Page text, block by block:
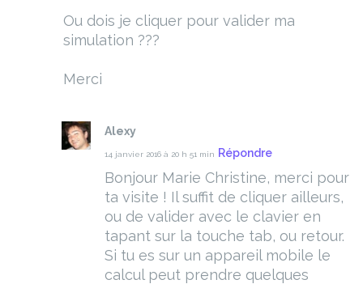
Ou dois je cliquer pour valider ma
simulation ???
Merci
Alexy
14 janvier 2016 à 20 h 51 min Répondre
Bonjour Marie Christine, merci pour
ta visite ! Il suffit de cliquer ailleurs,
ou de valider avec le clavier en
tapant sur la touche tab, ou retour.
Si tu es sur un appareil mobile le
calcul peut prendre quelques